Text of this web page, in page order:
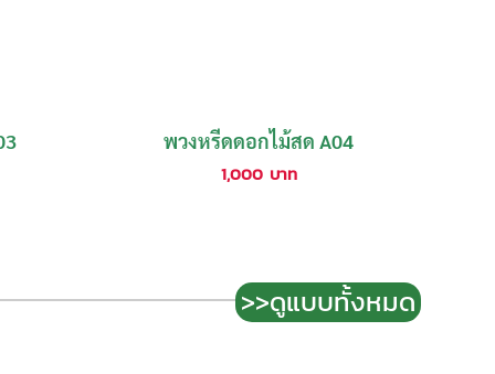
พวงหรีดดอกไม้สด A04
1,000 บาท
>>ดูแบบทั้งหมด